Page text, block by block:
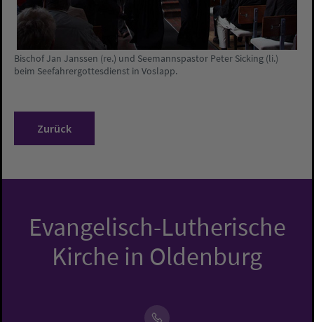
Bischof Jan Janssen (re.) und Seemannspastor Peter Sicking (li.)
beim Seefahrergottesdienst in Voslapp.
Zurück
Evangelisch-Lutherische
Kirche in Oldenburg